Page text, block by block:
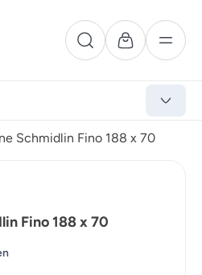
Schmidlin Fino 188 x 70
Fino 188 x 70